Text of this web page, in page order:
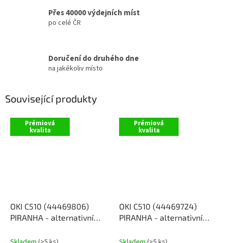
Přes 40000 výdejních míst
po celé ČR
Doručení do druhého dne
na jakékoliv místo
Související produkty
Prémiová
kvalita
OKI C510 (44469806)
PIRANHA - alternativní
Prémiová
kvalita
OKI C510 (44469724)
PIRANHA - alternativní